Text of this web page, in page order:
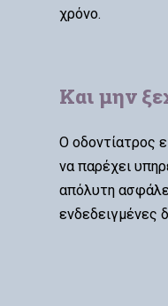
χρόνο.
Και μην
O οδοντίατρος
να παρέχει
απόλυτη
ενδεδειγμένες